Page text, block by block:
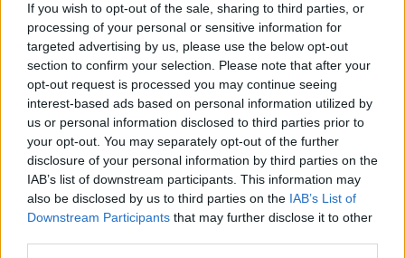
If you wish to opt-out of the sale, sharing to third parties, or
processing of your personal or sensitive information for
targeted advertising by us, please use the below opt-out
section to confirm your selection. Please note that after your
opt-out request is processed you may continue seeing
interest-based ads based on personal information utilized by
us or personal information disclosed to third parties prior to
your opt-out. You may separately opt-out of the further
disclosure of your personal information by third parties on the
IAB’s list of downstream participants. This information may
also be disclosed by us to third parties on the IAB’s List of
Downstream Participants that may further disclose it to other
Papoutsanis: Ολική
επαναφορά με αύξηση
195% στα ξενοδοχειακά
και η νέα αγορά μέσω του
«Αρκάδι»
Rolco: Συμμετείχε στο
συνέδριο Sustainable
Home Care Products
09/11/2022 - 18:43